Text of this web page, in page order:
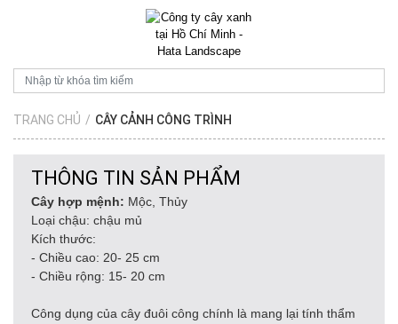
TRANG CHỦ / CÂY CẢNH CÔNG TRÌNH
THÔNG TIN SẢN PHẨM
Cây hợp mệnh: Mộc, Thủy
Loại chậu: chậu mủ
Kích thước:
- Chiều cao: 20- 25 cm
- Chiều rộng: 15- 20 cm
Công dụng của cây đuôi công chính là mang lại tính thẩm